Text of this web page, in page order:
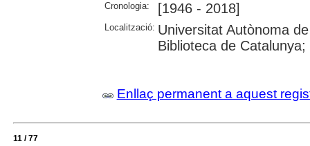
Cronologia: [1946 - 2018]
Localització: Universitat Autònoma
Biblioteca de
Enllaç permanent a aquest
11 / 77